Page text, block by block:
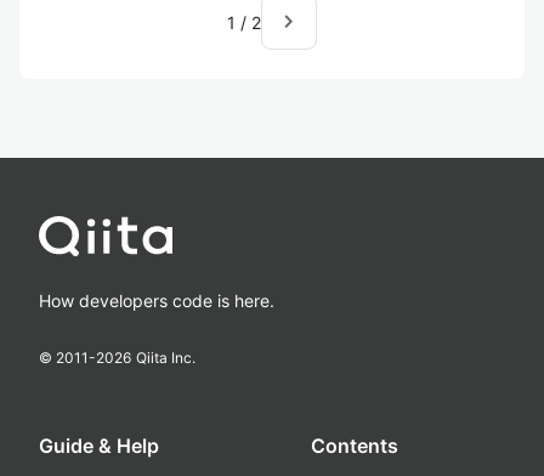
1 / 2 navigate_next
How developers code is here.
© 2011-2026 Qiita Inc.
Guide & Help Contents